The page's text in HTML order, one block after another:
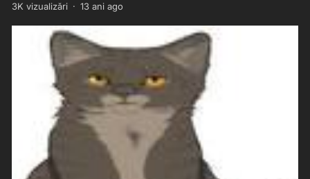
3K vizualizări · 13 ani ago